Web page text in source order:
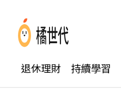
退休理財 持續學習